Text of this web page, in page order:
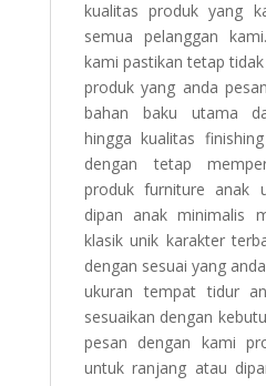
kualitas produk yang
semua pelanggan
kami pastikan tetap
produk yang anda
bahan baku utama
hingga kualitas
dengan tetap
produk furniture anak
dipan anak minimalis
klasik unik karakter
dengan sesuai yang
ukuran tempat tidur
sesuaikan dengan
pesan dengan kami
untuk ranjang atau